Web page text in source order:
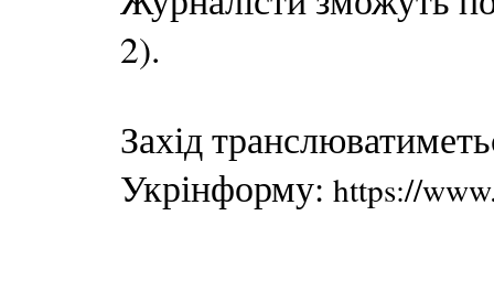
2).
Захід
Укрінформу: https://